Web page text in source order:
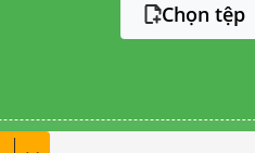
Chọn tệp